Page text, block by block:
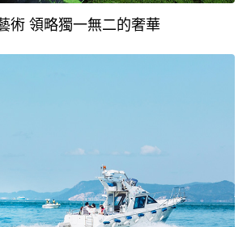
術 領略獨一無二的奢華